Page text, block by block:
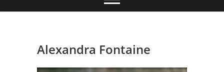
Alexandra Fontaine